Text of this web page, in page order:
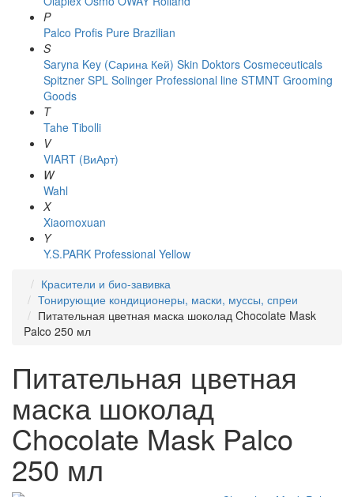
P
Palco Profis Pure Brazilian
S
Saryna Key (Сарина Кей) Skin Doktors Cosmeceuticals
Spitzner SPL Solinger Professional line STMNT Grooming
Goods
T
Tahe Tibolli
V
VIART (ВиАрт)
W
Wahl
X
Xiaomoxuan
Y
Y.S.PARK Professional Yellow
Красители и био-завивка
Тонирующие кондиционеры, маски, муссы, спреи
Питательная цветная маска шоколад Chocolate Mask
Palco 250 мл
Питательная цветная
маска шоколад
Chocolate Mask Palco
250 мл